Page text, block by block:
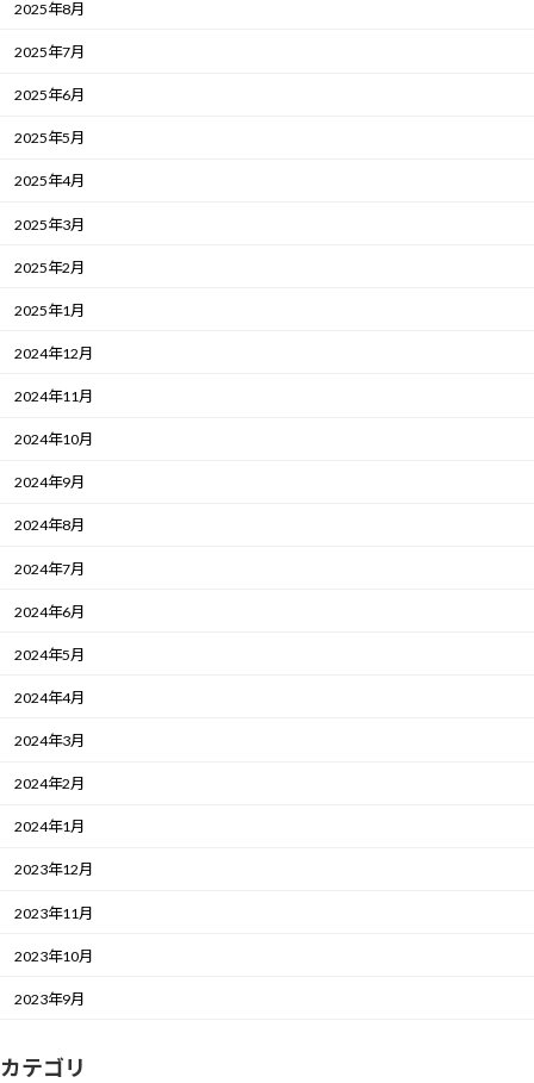
2025年8月
2025年7月
2025年6月
2025年5月
2025年4月
2025年3月
2025年2月
2025年1月
2024年12月
2024年11月
2024年10月
2024年9月
2024年8月
2024年7月
2024年6月
2024年5月
2024年4月
2024年3月
2024年2月
2024年1月
2023年12月
2023年11月
2023年10月
2023年9月
カテゴリ